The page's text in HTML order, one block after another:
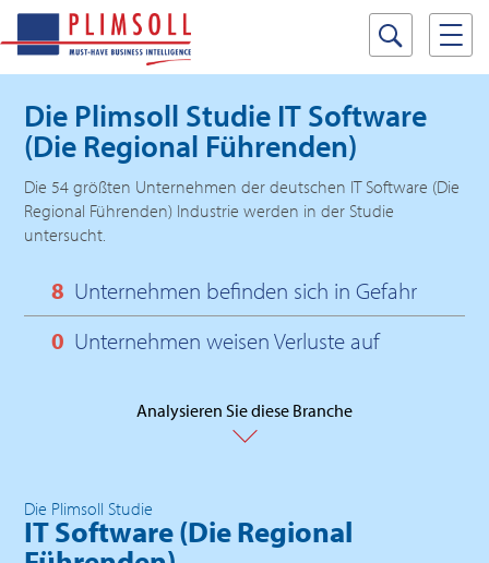
Die Plimsoll Studie IT Software
(Die Regional Führenden)
Die 54 größten Unternehmen der deutschen IT Software (Die
Regional Führenden) Industrie werden in der Studie
untersucht.
8 Unternehmen befinden sich in Gefahr
0 Unternehmen weisen Verluste auf
Analysieren Sie diese Branche
Die Plimsoll Studie
IT Software (Die Regional